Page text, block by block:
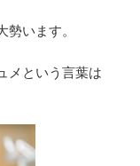
います。
メという言葉は